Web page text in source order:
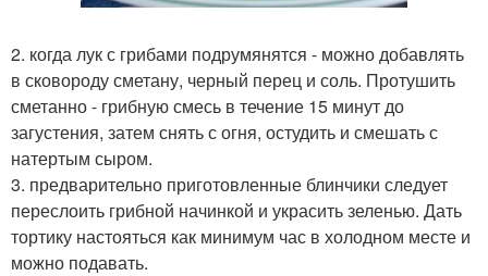
2. когда лук с грибами подрумянятся - можно добавлять
в сковороду сметану, черный перец и соль. Протушить
сметанно - грибную смесь в течение 15 минут до
загустения, затем снять с огня, остудить и смешать с
натертым сыром.
3. предварительно приготовленные блинчики следует
переслоить грибной начинкой и украсить зеленью. Дать
тортику настояться как минимум час в холодном месте и
можно подавать.